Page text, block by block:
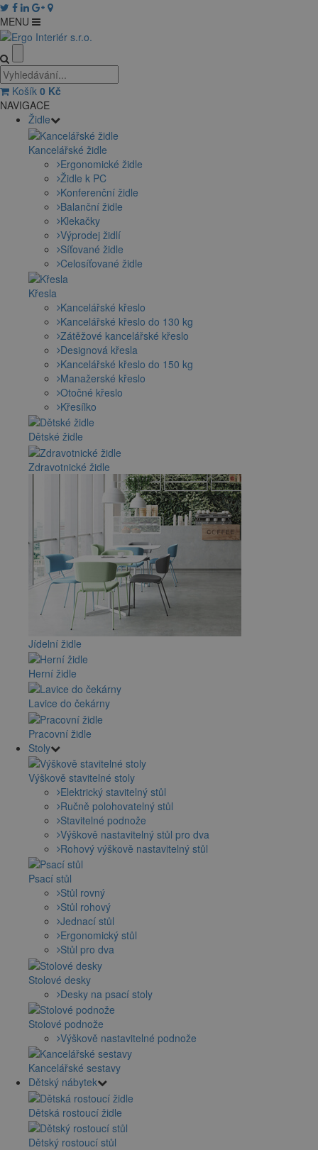
MENU
Košík 0 Kč
NAVIGACE
Židle
Kancelářské židle
Ergonomické židle
Židle k PC
Konferenční židle
Balanční židle
Klekačky
Výprodej židlí
Síťované židle
Celosíťované židle
Křesla
Kancelářské křeslo
Kancelářské křeslo do 130 kg
Zátěžové kancelářské křeslo
Designová křesla
Kancelářské křeslo do 150 kg
Manažerské křeslo
Otočné křeslo
Křesílko
Dětské židle
Zdravotnické židle
Jídelní židle
Herní židle
Lavice do čekárny
Pracovní židle
Stoly
Výškově stavitelné stoly
Elektrický stavitelný stůl
Ručně polohovatelný stůl
Stavitelné podnože
Výškově nastavitelný stůl pro dva
Rohový výškově nastavitelný stůl
Psací stůl
Stůl rovný
Stůl rohový
Jednací stůl
Ergonomický stůl
Stůl pro dva
Stolové desky
Desky na psací stoly
Stolové podnože
Výškově nastavitelné podnože
Kancelářské sestavy
Dětský nábytek
Dětská rostoucí židle
Dětský rostoucí stůl